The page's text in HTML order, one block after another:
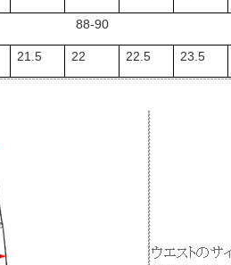
88-90
21.5 22 22.5 23.5